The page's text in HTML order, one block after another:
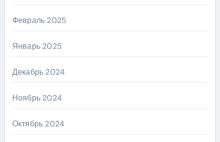
Февраль 2025
Январь 2025
Декабрь 2024
Ноябрь 2024
Октябрь 2024